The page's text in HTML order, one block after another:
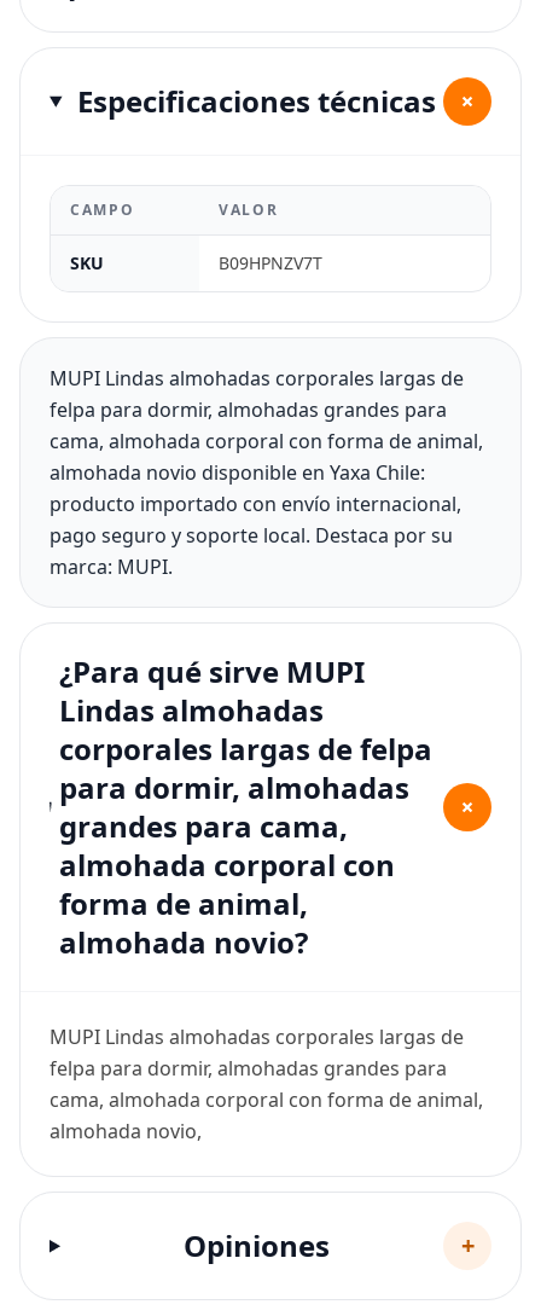
Especificaciones técnicas +
CAMPO VALOR
SKU B09HPNZV7T
MUPI Lindas almohadas corporales largas de
felpa para dormir, almohadas grandes para
cama, almohada corporal con forma de animal,
almohada novio disponible en Yaxa Chile:
producto importado con envío internacional,
pago seguro y soporte local. Destaca por su
marca: MUPI.
¿Para qué sirve MUPI
Lindas almohadas
corporales largas de felpa
para dormir, almohadas
grandes para cama,
almohada corporal con
forma de animal,
almohada novio?
+
MUPI Lindas almohadas corporales largas de
felpa para dormir, almohadas grandes para
cama, almohada corporal con forma de animal,
almohada novio,
Opiniones +